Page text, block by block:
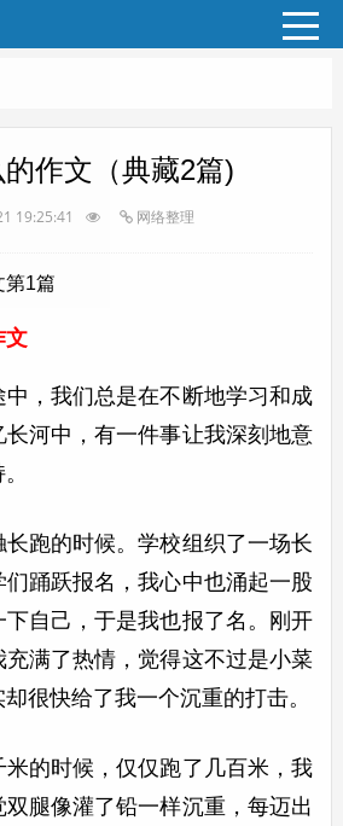
作文（典藏2篇)
19:25:41 网络整理
第1篇
文
，我们总是在不断地学习和成
河中，有一件事让我深刻地意
跑的时候。学校组织了一场长
踊跃报名，我心中也涌起一股
自己，于是我也报了名。刚开
满了热情，觉得这不过是小菜
很快给了我一个沉重的打击。
的时候，仅仅跑了几百米，我
腿像灌了铅一样沉重，每迈出